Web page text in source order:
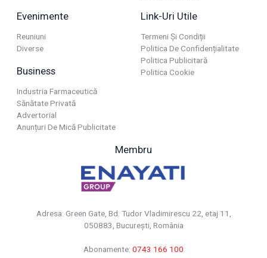
Evenimente
Reuniuni
Diverse
Business
Industria Farmaceutică
Sănătate Privată
Advertorial
Anunțuri De Mică Publicitate
Link-Uri Utile
Termeni Și Condiții
Politica De Confidențialitate
Politica Publicitară
Politica Cookie
Membru
Adresa: Green Gate, Bd. Tudor Vladimirescu 22, etaj 11,
050883, Bucureşti, România
Abonamente: 0743 166 100